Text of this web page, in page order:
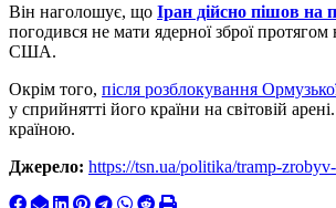
Він наголошує, що Іран дійсно пішов на
погодився не мати ядерної зброї
США.
Окрім того, після розблокування
у сприйнятті його країни на світовій
країною.
Джерело: https://tsn.ua/politika/tramp-